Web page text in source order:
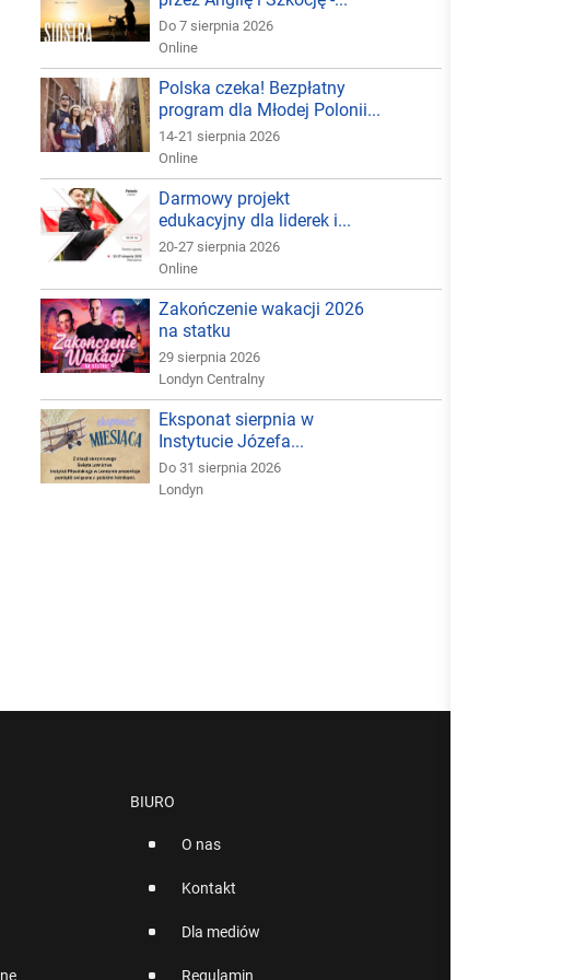
Do 7 sierpnia 2026
Online
Polska czeka! Bezpłatny
program dla Młodej Polonii...
14-21 sierpnia 2026
Online
Darmowy projekt
edukacyjny dla liderek i...
20-27 sierpnia 2026
Online
Zakończenie wakacji 2026
na statku
29 sierpnia 2026
Londyn Centralny
Eksponat sierpnia w
Instytucie Józefa...
Do 31 sierpnia 2026
Londyn
BIURO
O nas
Kontakt
Dla mediów
Regulamin